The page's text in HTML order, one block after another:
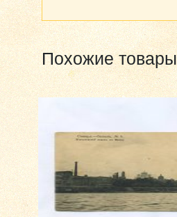
Похожие товары